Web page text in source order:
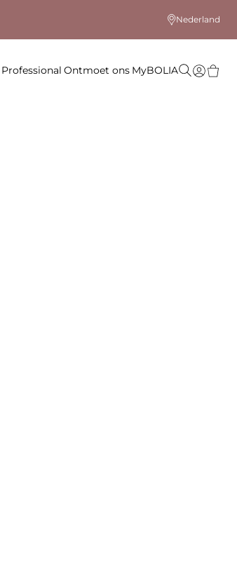
Nederland
Professional Ontmoet ons MyBOLIA